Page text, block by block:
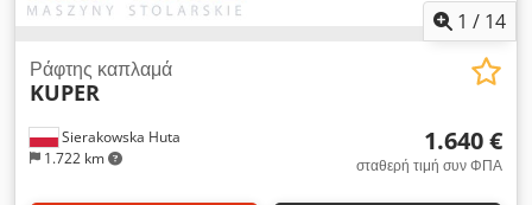
1 / 14
Sierakowska Huta
1.722 km
Ράφτης καπλαμά
KUPER
1.640 €
σταθερή τιμή συν ΦΠΑ